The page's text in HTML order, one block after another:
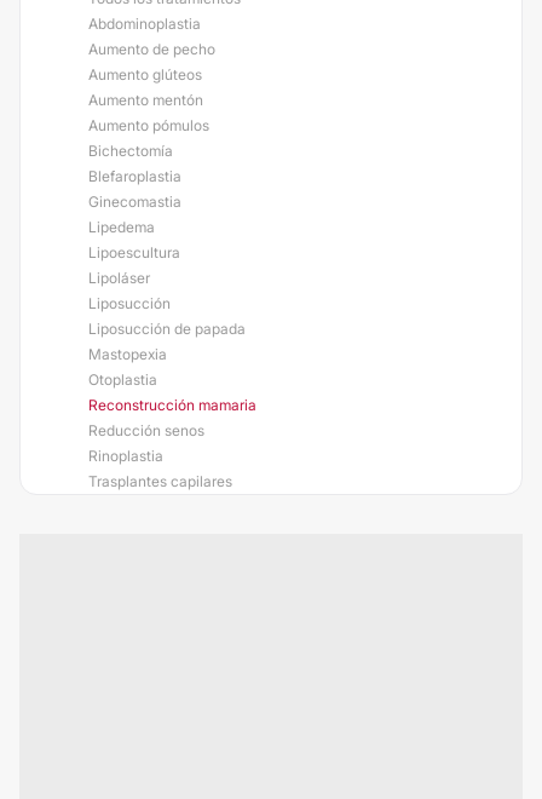
Abdominoplastia
Aumento de pecho
Aumento glúteos
Aumento mentón
Aumento pómulos
Bichectomía
Blefaroplastia
Ginecomastia
Lipedema
Lipoescultura
Lipoláser
Liposucción
Liposucción de papada
Mastopexia
Otoplastia
Reconstrucción mamaria
Reducción senos
Rinoplastia
Trasplantes capilares